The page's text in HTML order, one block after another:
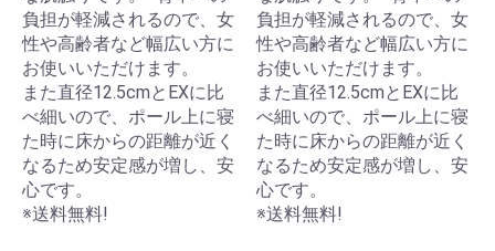
負担が軽減されるので、女
性や高齢者など幅広い方に
お使いいただけます。
また直径12.5cmとEXに比
べ細いので、ポール上に寝
た時に床からの距離が近く
なるため安定感が増し、安
心です。
※送料無料!
負担が軽減されるので、女
性や高齢者など幅広い方に
お使いいただけます。
また直径12.5cmとEXに比
べ細いので、ポール上に寝
た時に床からの距離が近く
なるため安定感が増し、安
心です。
※送料無料!